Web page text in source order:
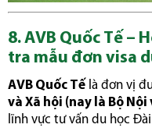
8. AVB Quốc Tế –
tra mẫu đơn visa
AVB Quốc Tế là đơn vị
và Xã hội (nay là Bộ Nội
lĩnh vực tư vấn du học